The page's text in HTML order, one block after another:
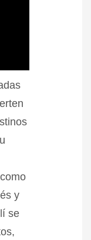
y
se